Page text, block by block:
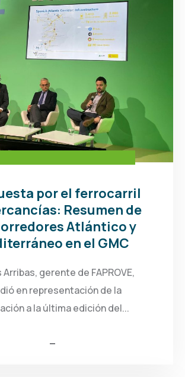
por el ferrocarril
Resumen de
Atlántico y
en el GMC
gerente de FAPROVE,
en representación de la
a la última edición del...